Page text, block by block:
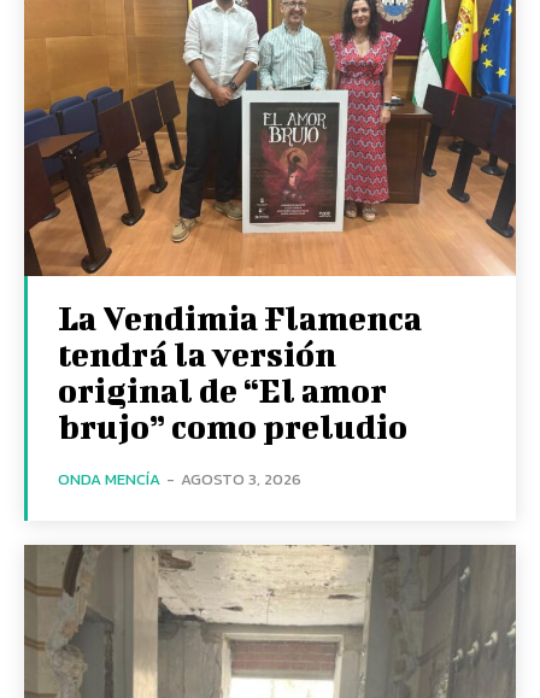
La Vendimia Flamenca
tendrá la versión
original de “El amor
brujo” como preludio
ONDA MENCÍA - AGOSTO 3, 2026